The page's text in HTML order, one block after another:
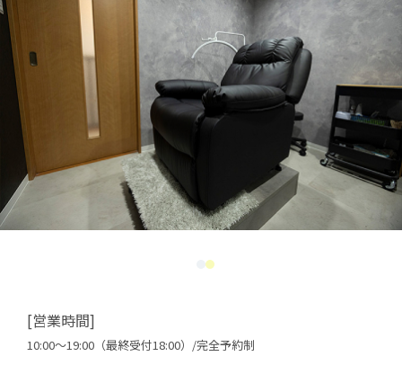
[営業時間]
10:00～19:00（最終受付18:00）/完全予約制